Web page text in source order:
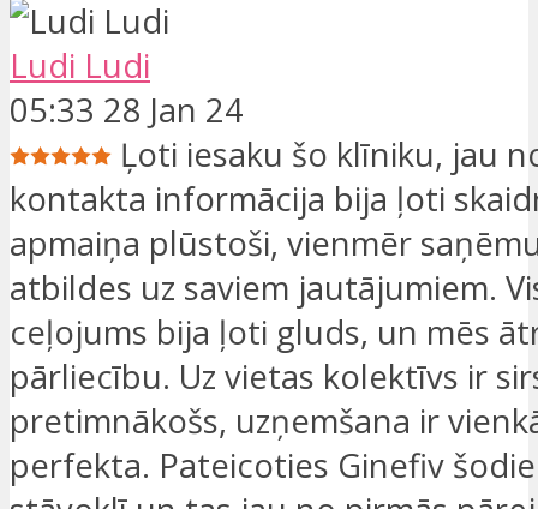
Ludi Ludi
05:33 28 Jan 24
Ļoti iesaku šo klīniku, jau
kontakta informācija bija ļoti
apmaiņa plūstoši, vienmēr
atbildes uz saviem jautājumiem.
ceļojums bija ļoti gluds, un mēs
pārliecību. Uz vietas kolektīvs ir
pretimnākošs, uzņemšana ir
perfekta. Pateicoties Ginefiv